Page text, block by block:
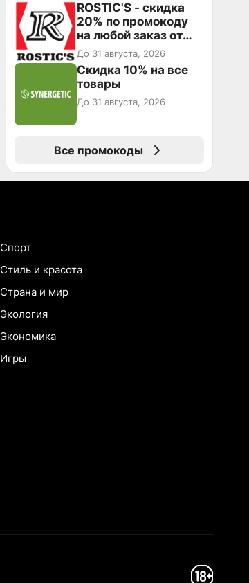
ROSTIC'S - скидка
20% по промокоду
на любой заказ от
3199₽!
До 31 августа, 2026
Скидка 10% на все
товары
До 31 августа, 2026
Все промокоды
Спорт
Стиль и красота
Страна и мир
Экология
Экономика
Игры